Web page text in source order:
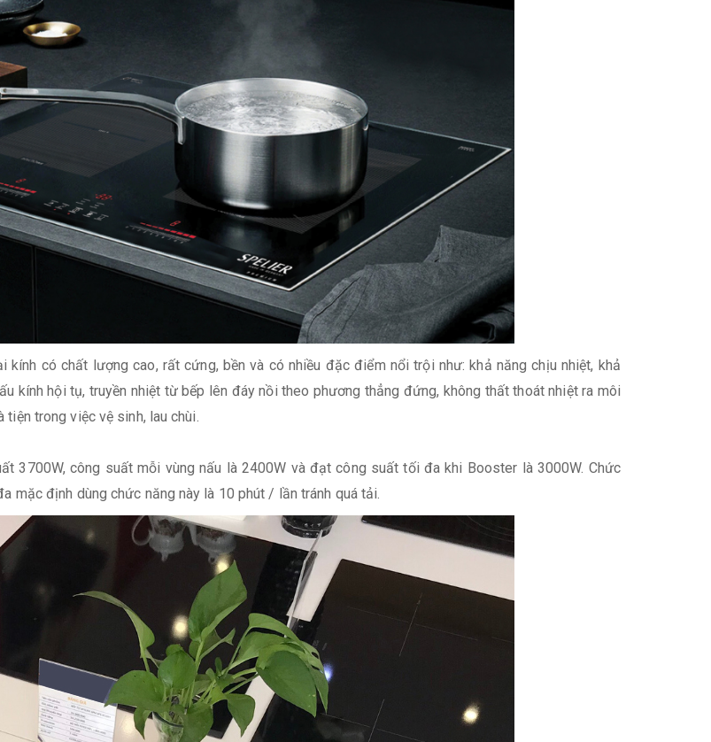
có chất lượng cao, rất cứng, bền và có nhiều đặc điểm nổi trội như: khả năng chịu nhiệt, khả
kính hội tụ, truyền nhiệt từ bếp lên đáy nồi theo phương thẳng đứng, không thất thoát nhiệt ra môi
tiện trong việc vệ sinh, lau chùi.
3700W, công suất mỗi vùng nấu là 2400W và đạt công suất tối đa khi Booster là 3000W. Chức
mặc định dùng chức năng này là 10 phút / lần tránh quá tải.